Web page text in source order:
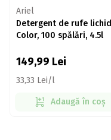
Ariel
Detergent de rufe lichid
Color, 100 spălări, 4.5l
149,99 Lei
33,33 Lei/l
Adaugă în coș